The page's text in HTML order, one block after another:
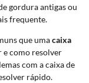
gordura antigas ou
frequente.
que umacaixa
e como resolver
com a caixa de
rápido.